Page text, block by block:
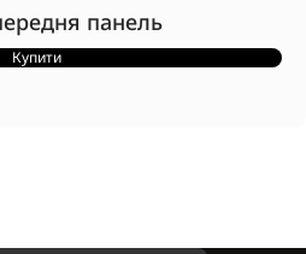
панель
Купити